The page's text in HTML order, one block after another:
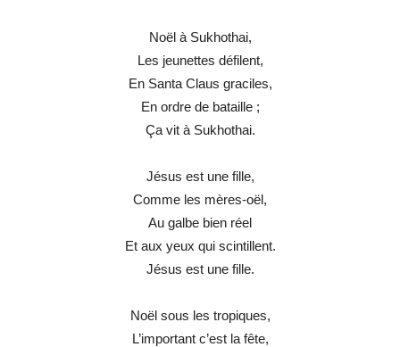
Noël à Sukhothai,
Les jeunettes défilent,
En Santa Claus graciles,
En ordre de bataille ;
Ça vit à Sukhothai.
Jésus est une fille,
Comme les mères-oël,
Au galbe bien réel
Et aux yeux qui scintillent.
Jésus est une fille.
Noël sous les tropiques,
L’important c’est la fête,